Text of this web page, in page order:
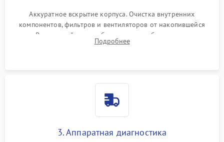
Аккуратное вскрытие корпуса. Очистка внутренних
компонентов, фильтров и вентиляторов от накопившейся
пыли. Визуальный осмотр блока питания, балласта лампы и
материнской платы на наличие прогаров или вздутых
Подробнее
3. Аппаратная диагностика